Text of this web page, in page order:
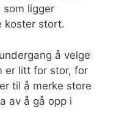
som ligger
koster stort.
å velge
er litt for stor, for
til å merke store
av å gå opp i